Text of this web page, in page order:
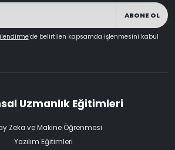
ABONE OL
'de belirtilen kapsamda işlenmesini kabul
Uzmanlık Eğitimleri
Zeka ve Makine Öğrenmesi
Yazılım Eğitimleri